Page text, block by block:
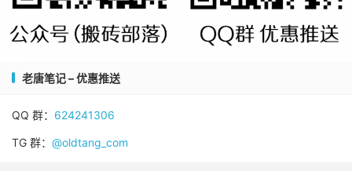
老唐笔记 – 优惠推送
QQ 群： 624241306
TG 群： @oldtang_com